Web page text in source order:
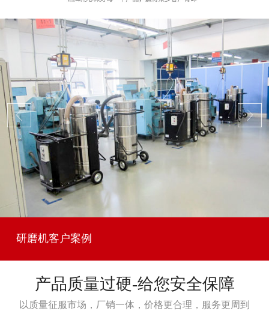
研磨机客户案例
产品质量过硬-给您安全保障
以质量征服市场，厂销一体，价格更合理，服务更周到